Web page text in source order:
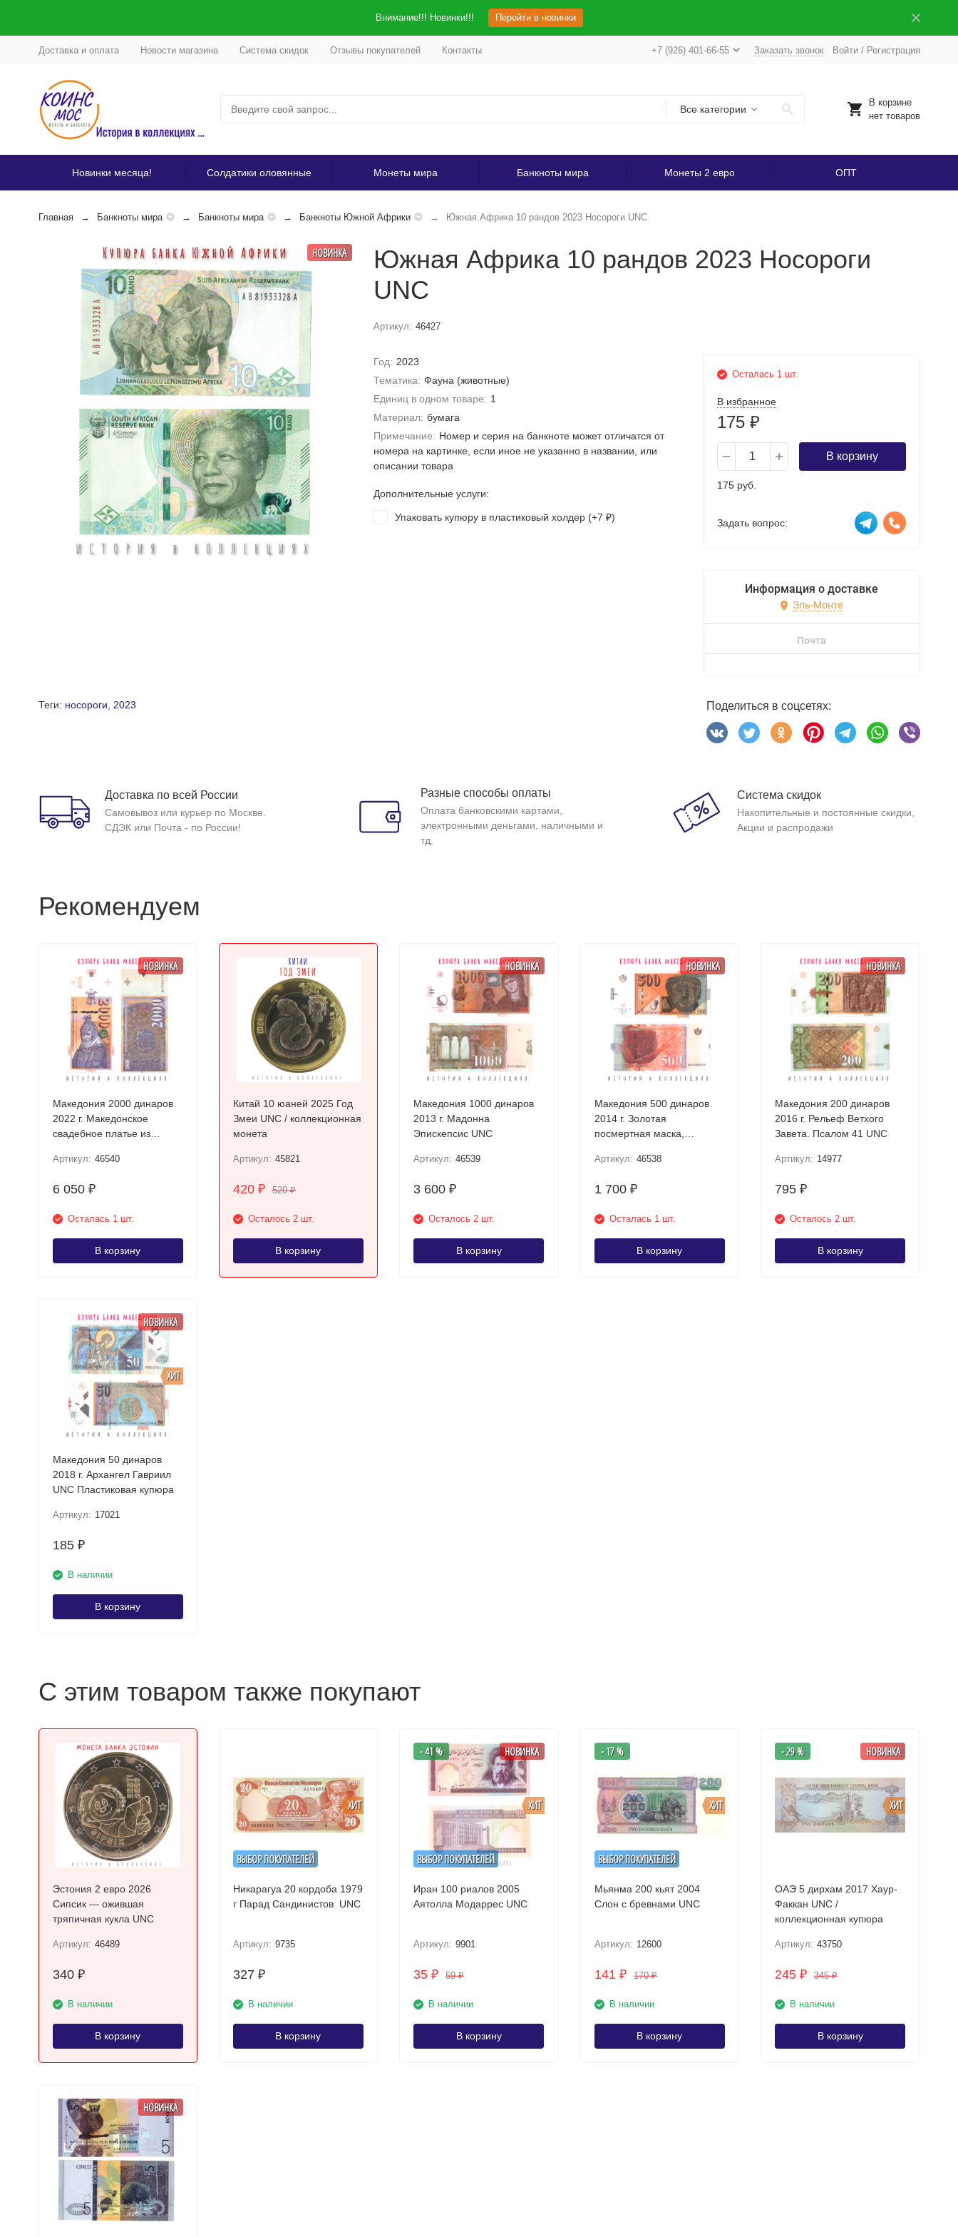
Внимание!!! Новинки!!! Перейти в новинки
Доставка и оплата Новости магазина Система скидок Отзывы покупателей Контакты +7 (926) 401-66-55 Заказать звонок Войти/ Регистрация
Все категории
В корзине
нет товаров
Новинки месяца! Солдатики оловянные Монеты мира Банкноты мира Монеты 2 евро ОПТ
Главная Банкноты мира Банкноты мира Банкноты Южной Африки Южная Африка 10 рандов 2023 Носороги UNC
НОВИНКА
Южная Африка 10 рандов 2023 Носороги
UNC
Артикул: 46427
Год: 2023
Тематика: Фауна (животные)
Единиц в одном товаре: 1
Материал: бумага
Примечание: Номер и серия на банкноте может отличатся от
номера на картинке, если иное не указанно в названии, или
описании товара
Дополнительные услуги:
Упаковать купюру в пластиковый холдер (+7 ₽)
Осталась 1 шт.
В избранное
175 ₽
В корзину
175 руб.
Задать вопрос:
Информация о доставке
Эль-Монте
Почта
Теги: носороги 2023 Поделиться в соцсетях:
Доставка по всей России
Самовывоз или курьер по Москве.
СДЭК или Почта - по России!
Разные способы оплаты
Оплата банковскими картами,
электронными деньгами, наличными и
тд.
Система скидок
Накопительные и постоянные скидки,
Акции и распродажи
Рекомендуем
НОВИНКА
Македония 2000 динаров
2022 г. Македонское
свадебное платье из
Артикул: 46540
6 050 ₽
Осталась 1 шт.
В корзину
Китай 10 юаней 2025 Год
Змеи UNC / коллекционная
монета
Артикул: 45821
420 ₽ 520₽
Осталось 2 шт.
В корзину
НОВИНКА
Македония 1000 динаров
2013 г. Мадонна
Эпискепсис UNC
Артикул: 46539
3 600₽
Осталось 2 шт.
В корзину
НОВИНКА
Македония 500 динаров
2014 г. Золотая
посмертная маска,
Артикул: 46538
1 700 ₽
Осталась 1 шт.
В корзину
НОВИНКА
Македония 200 динаров
2016 г. Рельеф Ветхого
Завета. Псалом 41 UNC
Артикул: 14977
795₽
Осталось 2 шт.
В корзину
ХИТ
НОВИНКА
Македония 50 динаров
2018 г. Архангел Гавриил
UNC Пластиковая купюра
Артикул: 17021
185 ₽
В наличии
В корзину
С этим товаром также покупают
Эстония 2 евро 2026
Сипсик — ожившая
тряпичная кукла UNC
Артикул: 46489
340 ₽
В наличии
В корзину
ВЫБОР ПОКУПАТЕЛЕЙ
ХИТ
Никарагуа 20 кордоба 1979
г Парад Сандинистов UNC
Артикул: 9735
327 ₽
В наличии
В корзину
ВЫБОР ПОКУПАТЕЛЕЙ
ХИТ
- 41 % НОВИНКА
Иран 100 риалов 2005
Аятолла Модаррес UNC
Артикул: 9901
35₽ 59₽
В наличии
В корзину
ВЫБОР ПОКУПАТЕЛЕЙ
ХИТ
- 17 %
Мьянма 200 кьят 2004
Слон с бревнами UNC
Артикул: 12600
141 ₽ 170₽
В наличии
В корзину
ХИТ
- 29 % НОВИНКА
ОАЭ 5 дирхам 2017 Хаур-
Факкан UNC /
коллекционная купюра
Артикул: 43750
245₽ 345₽
В наличии
В корзину
НОВИНКА